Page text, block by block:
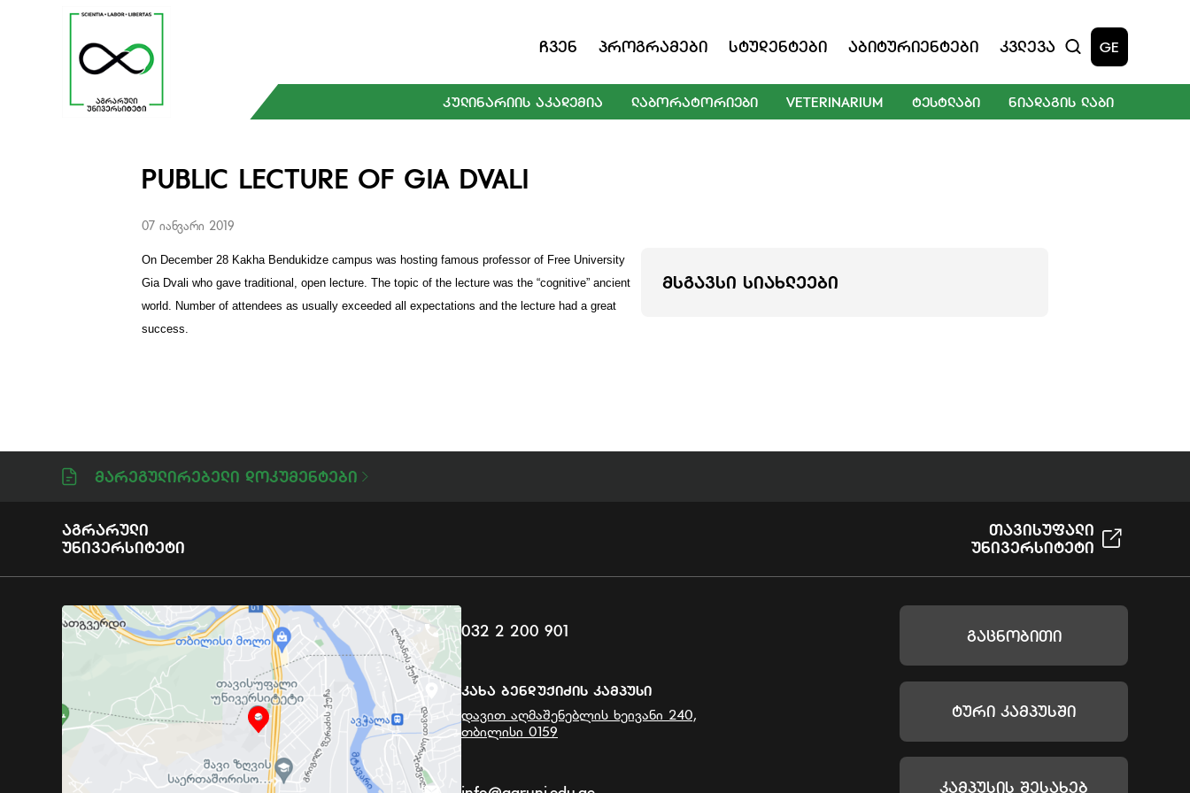
Ჩვენ Პროგრამები Სტუდენტები Აბიტურიენტები Კვლევა GE
ᲙᲣᲚᲘᲜᲐᲠᲘᲘᲡ ᲐᲙᲐᲓᲔᲛᲘᲐ ᲚᲐᲑᲝᲠᲐᲢᲝᲠᲘᲔᲑᲘ VETERINARIUM ᲢᲔᲡᲢᲚᲐᲑᲘ ᲜᲘᲐᲓᲐᲒᲘᲡ ᲚᲐᲑᲘ
PUBLIC LECTURE OF GIA DVALI
07 იანვარი 2019
On December 28 Kakha Bendukidze campus was hosting famous professor of Free University
Gia Dvali who gave traditional, open lecture. The topic of the lecture was the “cognitive” ancient
world. Number of attendees as usually exceeded all expectations and the lecture had a great
success.
ᲛᲡᲒᲐᲕᲡᲘ ᲡᲘᲐᲮᲚᲔᲔᲑᲘ
Მარეგულირებელი Დოკუმენტები
Აგრარული
Უნივერსიტეტი
Თავისუფალი
Უნივერსიტეტი
032 2 200 901
Კახა Ბენდუქიძის Კამპუსი
დავით აღმაშენებლის ხეივანი 240,
თბილისი 0159
Გაცნობითი
Ტური Კამპუსში
Კამპუსის Შესახებ